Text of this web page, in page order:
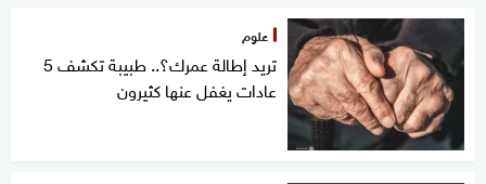
علوم
تريد إطالة عمرك؟.. طبيبة تكشف 5
عادات يغفل عنها كثيرون